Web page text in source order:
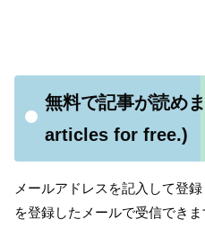
無料で記事が読め
articles for free.)
メールアドレスを記入して登
を登録したメールで受信でき